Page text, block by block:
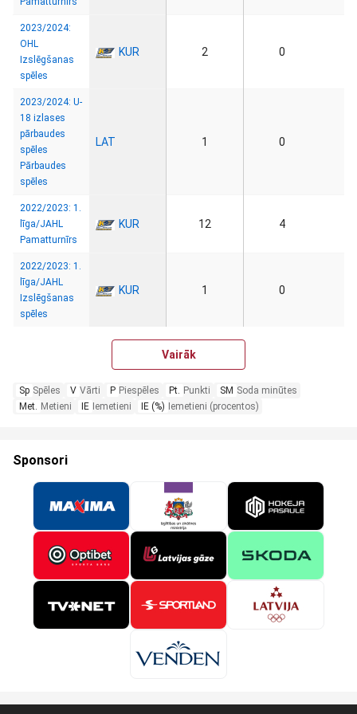
2023/2024:
OHL
Izslēgšanas
spēles
KUR 2 0
2023/2024: U-
18 izlases
pārbaudes
spēles
Pārbaudes
spēles
LAT 1 0
2022/2023: 1.
līga/JAHL
Pamatturnīrs
KUR 12 4
2022/2023: 1.
līga/JAHL
Izslēgšanas
spēles
KUR 1 0
Vairāk
Sp Spēles V Vārti P Piespēles Pt. Punkti SM Soda minūtes
Met. Metieni IE Iemetieni IE (%) Iemetieni (procentos)
Sponsori